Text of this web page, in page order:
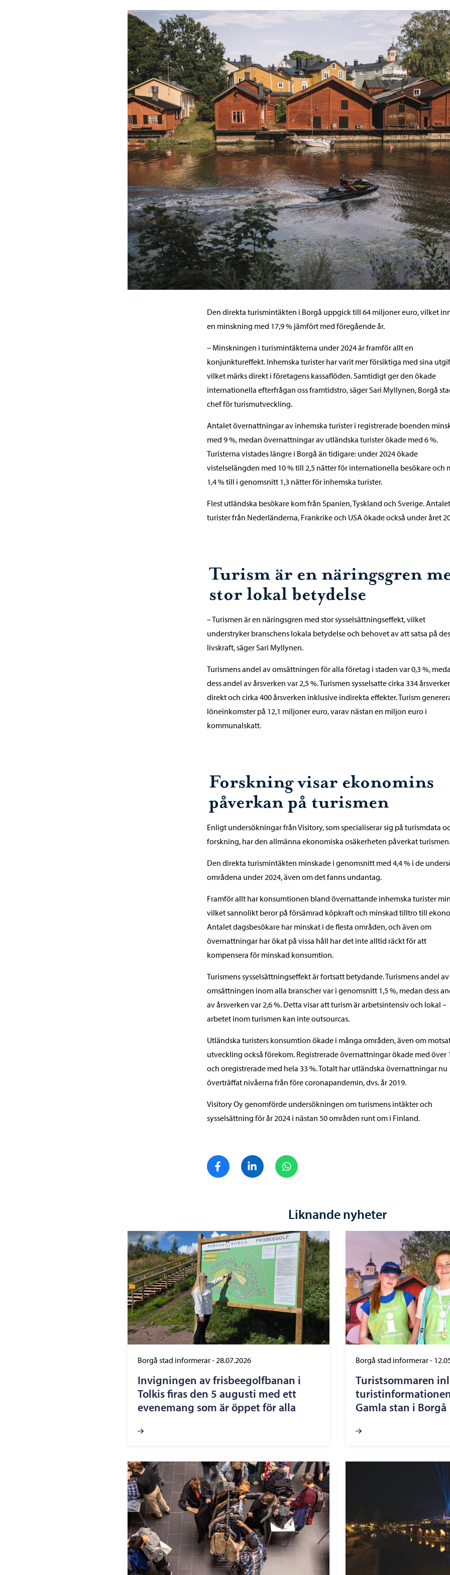
Den direkta turismintäkten i Borgå uppgick till 64 miljoner euro, vilket
en minskning med 17,9 % jämfört med föregående år.
– Minskningen i turismintäkterna under 2024 är framför allt en
konjunktureffekt. Inhemska turister har varit mer försiktiga med sina
vilket märks direkt i företagens kassaflöden. Samtidigt ger den ökade
internationella efterfrågan oss framtidstro, säger Sari Myllynen, Borgå
chef för turismutveckling.
Antalet övernattningar av inhemska turister i registrerade boenden
med 9 %, medan övernattningar av utländska turister ökade med 6 %.
Turisterna vistades längre i Borgå än tidigare: under 2024 ökade
vistelselängden med 10 % till 2,5 nätter för internationella besökare och
1,4 % till i genomsnitt 1,3 nätter för inhemska turister.
Flest utländska besökare kom från Spanien, Tyskland och Sverige. Antalet
turister från Nederländerna, Frankrike och USA ökade också under året
Turism är en näringsgren
stor lokal betydelse
– Turismen är en näringsgren med stor sysselsättningseffekt, vilket
understryker branschens lokala betydelse och behovet av att satsa på
livskraft, säger Sari Myllynen.
Turismens andel av omsättningen för alla företag i staden var 0,3 %,
dess andel av årsverken var 2,5 %. Turismen sysselsatte cirka 334
direkt och cirka 400 årsverken inklusive indirekta effekter. Turism
löneinkomster på 12,1 miljoner euro, varav nästan en miljon euro i
kommunalskatt.
Forskning visar ekonomins
påverkan på turismen
Enligt undersökningar från Visitory, som specialiserar sig på turismdata
forskning, har den allmänna ekonomiska osäkerheten påverkat turismen.
Den direkta turismintäkten minskade i genomsnitt med 4,4 % i de
områdena under 2024, även om det fanns undantag.
Framför allt har konsumtionen bland övernattande inhemska turister
vilket sannolikt beror på försämrad köpkraft och minskad tilltro till
Antalet dagsbesökare har minskat i de flesta områden, och även om
övernattningar har ökat på vissa håll har det inte alltid räckt för att
kompensera för minskad konsumtion.
Turismens sysselsättningseffekt är fortsatt betydande. Turismens andel av
omsättningen inom alla branscher var i genomsnitt 1,5 %, medan dess
av årsverken var 2,6 %. Detta visar att turism är arbetsintensiv och lokal –
arbetet inom turismen kan inte outsourcas.
Utländska turisters konsumtion ökade i många områden, även om
utveckling också förekom. Registrerade övernattningar ökade med över
och oregistrerade med hela 33 %. Totalt har utländska övernattningar nu
överträffat nivåerna från före coronapandemin, dvs. år 2019.
Visitory Oy genomförde undersökningen om turismens intäkter och
sysselsättning för år 2024 i nästan 50 områden runt om i Finland.
Dela på FacebookDela på LinkedIn
Liknande nyheter
Borgå stad informerar-28.07.2026
Invigningen av frisbeegolfbanan i
Tolkis firas den 5 augusti med ett
evenemang som är öppet för alla
Borgå stad informerar-
Turistsommaren
Gamla stan i Borgå